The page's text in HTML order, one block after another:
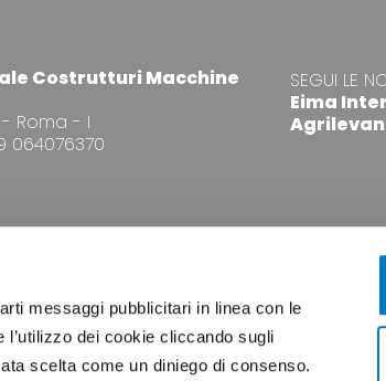
messaggi pubblicitari in linea con le
dei cookie cliccando sugli
scelta come un diniego di consenso.
Costrutturi Macchine
Roma - I
064076370
SEGUI LE
Eima